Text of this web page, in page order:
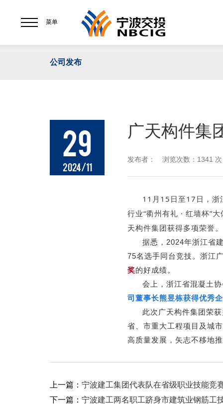
菜单
公司发布
29
2024/11
广天构件集
发布者： 浏览次数：1341 次
11月15日至17日，浙江
行业“衢州有礼 · 红墙杯”
天构件集团获得多项荣誉。
据悉，2024年浙江省建
75名选手同台竞技。浙江
奖的好成绩。
会上，浙江省混凝土协
司董事长熊昱栋获得优秀
此次广天构件集团荣获
省、市重大工程项目及城
高质量发展，矢志不移地
上一篇： 宁波建工集团代表队在省级职业技能竞
下一篇： 宁波建工两名职工跻身市建筑业钢筋工